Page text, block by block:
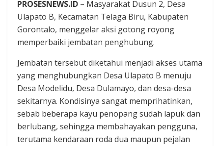
PROSESNEWS.ID – Masyarakat Dusun 2, Desa
Ulapato B, Kecamatan Telaga Biru, Kabupaten
Gorontalo, menggelar aksi gotong royong
memperbaiki jembatan penghubung.
Jembatan tersebut diketahui menjadi akses utama
yang menghubungkan Desa Ulapato B menuju
Desa Modelidu, Desa Dulamayo, dan desa-desa
sekitarnya. Kondisinya sangat memprihatinkan,
sebab beberapa kayu penopang sudah lapuk dan
berlubang, sehingga membahayakan pengguna,
terutama kendaraan roda dua maupun pejalan